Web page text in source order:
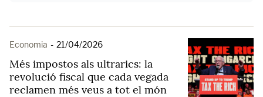
Economia - 21/04/2026
Més impostos als ultrarics: la
revolució fiscal que cada vegada
reclamen més veus a tot el món